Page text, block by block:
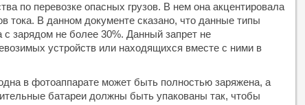
по перевозке опасных грузов. В нем она акцентировала
тока. В данном документе сказано, что данные типы
с зарядом не более 30%. Данный запрет не
устройств или находящихся вместе с ними в
в фотоаппарате может быть полностью заряжена, а
батареи должны быть упакованы так, чтобы